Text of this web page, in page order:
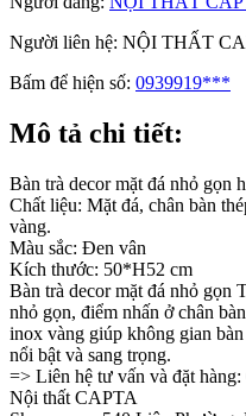
Người liên hệ: NỘI THẤT
Bấm để hiện số: 0939919***
Mô tả chi tiết:
Bàn trà decor mặt đá nhỏ gọn
Chất liệu: Mặt đá, chân bàn
vàng.
Màu sắc: Đen vân
Kích thước: 50*H52 cm
Bàn trà decor mặt đá nhỏ gọn
nhỏ gọn, điểm nhấn ở chân
inox vàng giúp không gian
nổi bật và sang trọng.
=> Liên hệ tư vấn và đặt
Nội thất CAPTA